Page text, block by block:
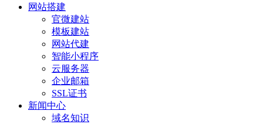
网站搭建
官微建站
模板建站
网站代建
智能小程序
云服务器
企业邮箱
SSL证书
新闻中心
域名知识